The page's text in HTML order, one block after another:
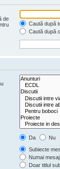
de
Caută după
Caută după
Da
Nu
Subiecte
Numai
Doar titlul